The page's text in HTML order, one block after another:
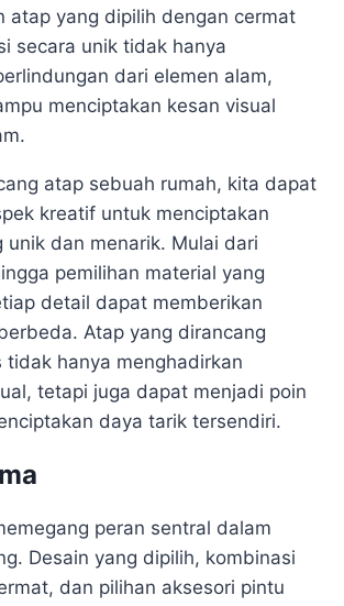
atap yang dipilih dengan cermat
secara unik tidak hanya
dari elemen alam,
menciptakan kesan visual
atap sebuah rumah, kita dapat
kreatif untuk menciptakan
unik dan menarik. Mulai dari
pemilihan material yang
detail dapat memberikan
Atap yang dirancang
tidak hanya menghadirkan
tetapi juga dapat menjadi poin
daya tarik tersendiri.
peran sentral dalam
Desain yang dipilih, kombinasi
dan pilihan aksesori pintu